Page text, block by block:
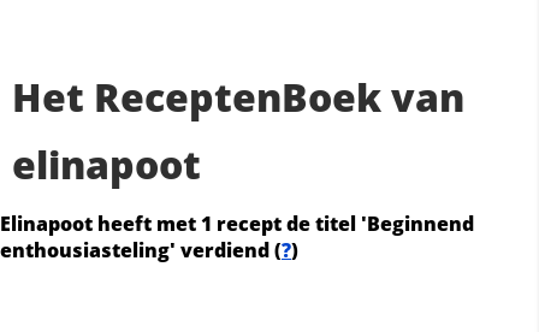
Het ReceptenBoek van
elinapoot
Elinapoot heeft met 1 recept de titel 'Beginnend
enthousiasteling' verdiend (?)